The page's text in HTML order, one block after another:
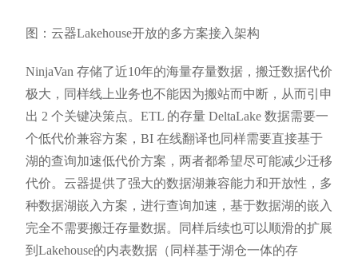
图：云器Lakehouse开放的多方案接入架构
NinjaVan 存储了近10年的海量存量数据，搬迁数据代价
极大，同样线上业务也不能因为搬站而中断，从而引申
出 2 个关键决策点。ETL 的存量 DeltaLake 数据需要一
个低代价兼容方案，BI 在线翻译也同样需要直接基于
湖的查询加速低代价方案，两者都希望尽可能减少迁移
代价。云器提供了强大的数据湖兼容能力和开放性，多
种数据湖嵌入方案，进行查询加速，基于数据湖的嵌入
完全不需要搬迁存量数据。同样后续也可以顺滑的扩展
到Lakehouse的内表数据（同样基于湖仓一体的存